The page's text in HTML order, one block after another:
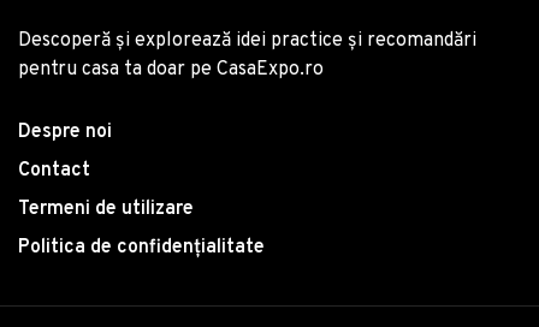
Descoperă și explorează idei practice și recomandări
pentru casa ta doar pe CasaExpo.ro
Despre noi
Contact
Termeni de utilizare
Politica de confidențialitate